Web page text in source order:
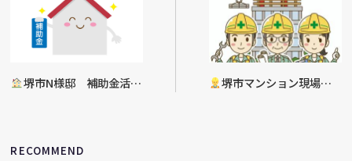
堺市N様邸 補助金活用
堺市マンション現場
RECOMMEND